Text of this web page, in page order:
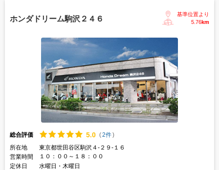
ホンダドリーム駒沢２４６
基準位置より
5.76km
総合評価 5.0 (2件)
所在地
東京都世田谷区駒沢４-２９-１６
営業時間
１０：００～１８：００
定休日
水曜日・木曜日